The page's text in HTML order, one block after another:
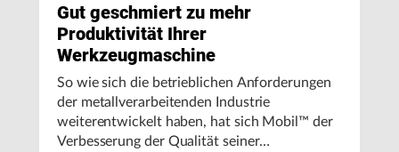
Gut geschmiert zu mehr
Produktivität Ihrer
Werkzeugmaschine
So wie sich die betrieblichen Anforderungen
der metallverarbeitenden Industrie
weiterentwickelt haben, hat sich Mobil™ der
Verbesserung der Qualität seiner